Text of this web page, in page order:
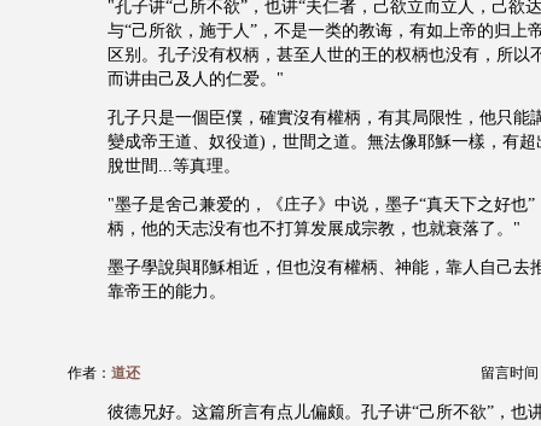
"孔子讲“己所不欲”，也讲“夫仁者，己欲立而立人，己欲
与“己所欲，施于人”，不是一类的教诲，有如上帝的归上
区别。孔子没有权柄，甚至人世的王的权柄也没有，所以
而讲由己及人的仁爱。"
孔子只是一個臣僕，確實沒有權柄，有其局限性，他只能
變成帝王道、奴役道)，世間之道。無法像耶穌一樣，有
脫世間...等真理。
"墨子是舍己兼爱的，《庄子》中说，墨子“真天下之好也
柄，他的天志没有也不打算发展成宗教，也就衰落了。"
墨子學說與耶穌相近，但也沒有權柄、神能，靠人自己去
靠帝王的能力。
作者： 道还 留言时间
彼德兄好。这篇所言有点儿偏颇。孔子讲“己所不欲”，也